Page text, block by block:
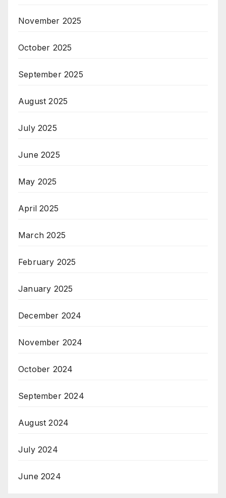
November 2025
October 2025
September 2025
August 2025
July 2025
June 2025
May 2025
April 2025
March 2025
February 2025
January 2025
December 2024
November 2024
October 2024
September 2024
August 2024
July 2024
June 2024